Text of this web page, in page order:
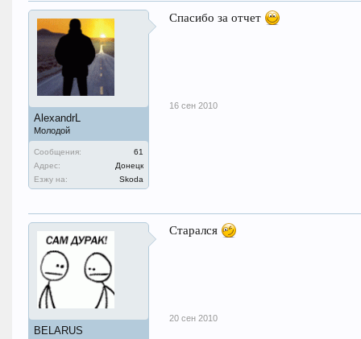
AlexandrL
Молодой
Сообщения:
61
Адрес:
Донецк
Езжу на:
Skoda
Спасибо за отчет
16 сен 2010
BELARUS
Старался
20 сен 2010